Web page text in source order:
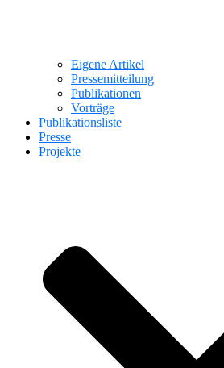
Eigene Artikel
Pressemitteilung
Publikationen
Vorträge
Publikationsliste
Presse
Projekte